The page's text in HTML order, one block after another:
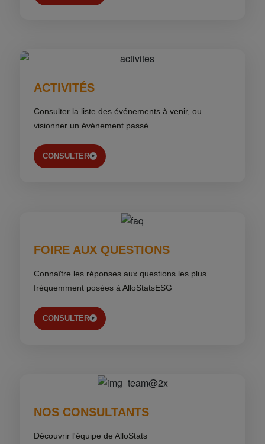
ACTIVITÉS
Consulter la liste des événements à venir, ou
visionner un événement passé
CONSULTER
FOIRE AUX QUESTIONS
Connaître les réponses aux questions les plus
fréquemment posées à AlloStatsESG
CONSULTER
NOS CONSULTANTS
Découvrir l'équipe de AlloStats